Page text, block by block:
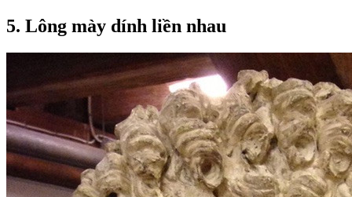
5. Lông mày dính liền nhau